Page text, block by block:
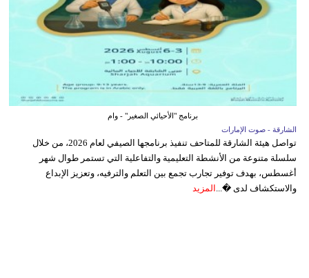
برنامج "الأحيائي الصغير" - وام
الشارقة - صوت الإمارات
تواصل هيئة الشارقة للمتاحف تنفيذ برنامجها الصيفي لعام 2026، من خلال
سلسلة متنوعة من الأنشطة التعليمية والتفاعلية التي تستمر طوال شهر
أغسطس، بهدف توفير تجارب تجمع بين التعلم والترفيه، وتعزيز الإبداع
والاستكشاف لدى �... المزيد